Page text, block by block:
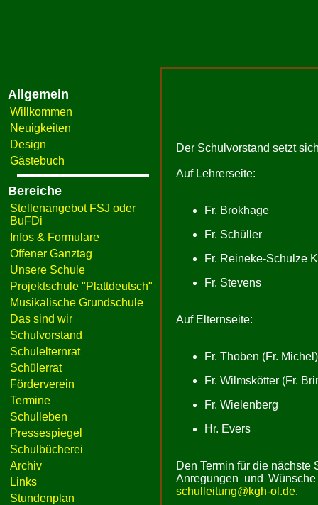
Allgemein
Willkommen
Neuigkeiten
Design
Gästebuch
Bereiche
Stellenangebot FSJ oder
BuFDi
Infos & Formulare
Offener Ganztag
Unsere Schule
Projektschule "Plattdeutsch"
Musikalische Grundschule
Das sind wir
Schulvorstand
Schulelternrat
Schülerrat
Förderverein
Termine
Schulleben
Pressespiegel
Schulbücherei
Archiv
Links
Stundenplan
Der Schulvorstand setzt
Auf Lehrerseite:
Fr. Brokhage
Fr. Schüller
Fr. Reineke-Schulze
Fr. Stevens
Auf Elternseite:
Fr. Thoben (Fr. Michel)
Fr. Wilmskötter (Fr.
Fr. Wielenberg
Hr. Evers
Den Termin für die nächste
Anregungen und
schulleitung@kgh-ol.de.